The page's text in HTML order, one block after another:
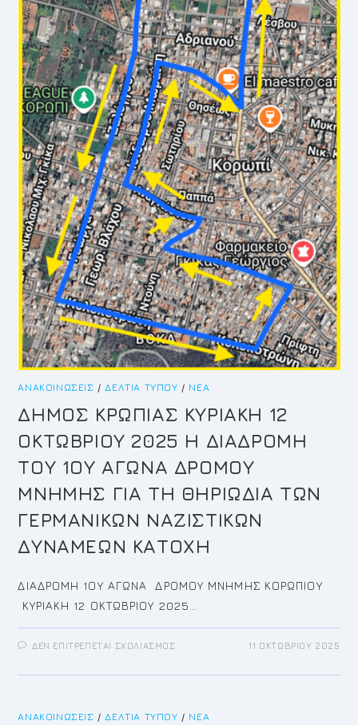
ΑΝΑΚΟΙΝΏΣΕΙΣ /ΔΕΛΤΊΑ ΤΎΠΟΥ / ΝΈΑ
ΔΗΜΟΣ ΚΡΩΠΙΑΣ ΚΥΡΙΑΚΗ 12
ΟΚΤΩΒΡΙΟΥ 2025 Η ΔΙΑΔΡΟΜΗ
ΤΟΥ 1ΟΥ ΑΓΩΝΑ ΔΡΟΜΟΥ
ΜΝΗΜΗΣ ΓΙΑ ΤΗ ΘΗΡΙΩΔΙΑ ΤΩΝ
ΓΕΡΜΑΝΙΚΩΝ ΝΑΖΙΣΤΙΚΩΝ
ΔΥΝΑΜΕΩΝ ΚΑΤΟΧΗ
ΔΙΑΔΡΟΜΗ 1ΟΥ ΑΓΩΝΑ ΔΡΟΜΟΥ ΜΝΗΜΗΣ ΚΟΡΩΠΙΟΥ
ΚΥΡΙΑΚΗ 12 ΟΚΤΩΒΡΙΟΥ 2025…
ΔΕΝ ΕΠΙΤΡΈΠΕΤΑΙ ΣΧΟΛΙΑΣΜΌΣΣΤΟ
ΚΥΡΙΑΚΗ
Η
11 ΟΚΤΩΒΡΊΟΥ 2025
ΑΝΑΚΟΙΝΏΣΕΙΣ /ΔΕΛΤΊΑ ΤΎΠΟΥ / ΝΈΑ